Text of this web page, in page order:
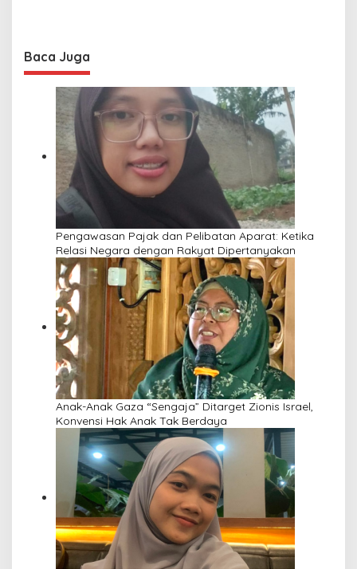
Baca Juga
Pengawasan Pajak dan Pelibatan Aparat: Ketika
Relasi Negara dengan Rakyat Dipertanyakan
Anak-Anak Gaza “Sengaja” Ditarget Zionis Israel,
Konvensi Hak Anak Tak Berdaya